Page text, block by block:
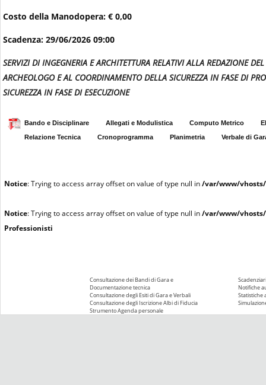
Costo della Manodopera: € 0,00
Scadenza: 29/06/2026 09:00
SERVIZI DI INGEGNERIA E ARCHITETTURA RELATIVI ALLA REDAZIONE
ARCHEOLOGO E AL COORDINAMENTO DELLA SICUREZZA IN FASE DI
SICUREZZA IN FASE DI ESECUZIONE
Bando e Disciplinare Allegati e Modulistica Computo Metrico
Relazione Tecnica
Cronoprogramma Planimetria Verbale di
Notice: Trying to access array offset on value of type null in/var/www/
Notice: Trying to access array offset on value of type null in/var/www/
Professionisti
Consultazione dei Bandi di Gara e
Documentazione tecnica
Consultazione degli Esiti di Gara e Verbali
Consultazione degli Iscrizione Albi di Fiducia
Strumento Agenda personale
Notifiche
Statistiche